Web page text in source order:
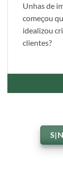
Unhas de
começou
idealizou
clientes?